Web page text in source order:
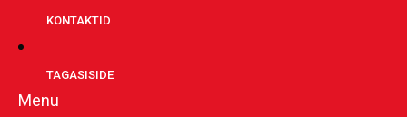
KONTAKTID
TAGASISIDE
Menu